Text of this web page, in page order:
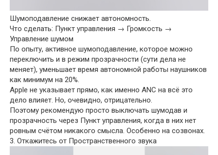
Шумоподавление снижает автономность.
Что сделать: Пункт управления → Громкость →
Управление шумом
По опыту, активное шумоподавление, которое можно
переключить и в режим прозрачности (сути дела не
меняет), уменьшает время автономной работы наушников
как минимум на 20%.
Apple не указывает прямо, как именно ANC на всё это
дело влияет. Но, очевидно, отрицательно.
Поэтому рекомендую просто выключать шумодав и
прозрачность через Пункт управления, когда в них нет
ровным счётом никакого смысла. Особенно на созвонах.
3. Откажитесь от Пространственного звука